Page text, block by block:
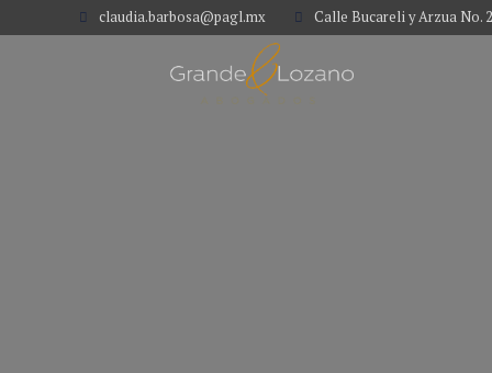
claudia.barbosa@pagl.mx Calle Bucareli y Arzua No.